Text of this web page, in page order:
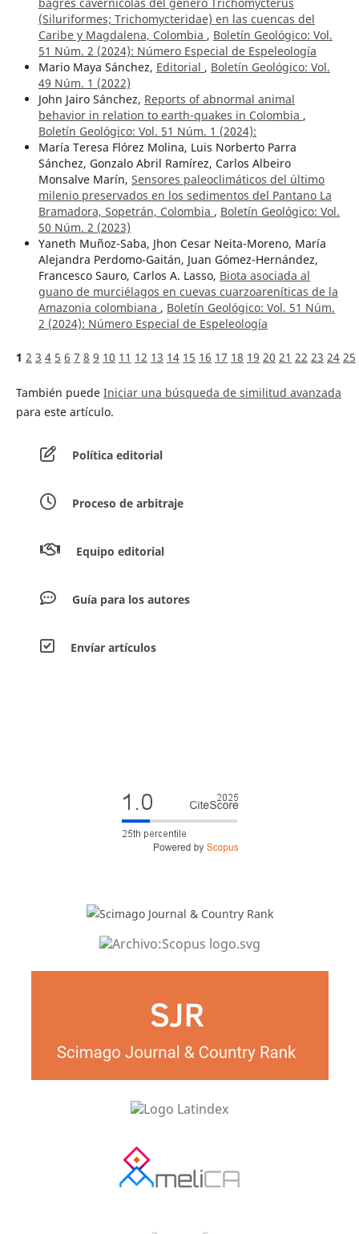
(Siluriformes; Trichomycteridae) en las cuencas del
Caribe y Magdalena, Colombia , Boletín Geológico: Vol.
51 Núm. 2 (2024): Número Especial de Espeleología
Mario Maya Sánchez, Editorial , Boletín Geológico: Vol.
49 Núm. 1 (2022)
John Jairo Sánchez, Reports of abnormal animal
behavior in relation to earth-quakes in Colombia ,
Boletín Geológico: Vol. 51 Núm. 1 (2024):
María Teresa Flórez Molina, Luis Norberto Parra
Sánchez, Gonzalo Abril Ramírez, Carlos Albeiro
Monsalve Marín, Sensores paleoclimáticos del último
milenio preservados en los sedimentos del Pantano La
Bramadora, Sopetrán, Colombia , Boletín Geológico: Vol.
50 Núm. 2 (2023)
Yaneth Muñoz-Saba, Jhon Cesar Neita-Moreno, María
Alejandra Perdomo-Gaitán, Juan Gómez-Hernández,
Francesco Sauro, Carlos A. Lasso, Biota asociada al
guano de murciélagos en cuevas cuarzoareníticas de la
Amazonia colombiana , Boletín Geológico: Vol. 51 Núm.
2 (2024): Número Especial de Espeleología
1 2 3 4 5 6 7 8 9 10 11 12 13 14 15 16 17 18 19 20 21 22 23 24 25
También puede Iniciar una búsqueda de similitud avanzada
para este artículo.
Política editorial
Proceso de arbitraje
Equipo editorial
Guía para los autores
Envíar artículos